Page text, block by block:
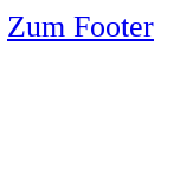
Zum Footer